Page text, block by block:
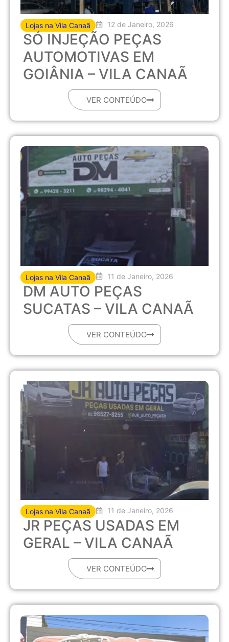
Lojas na Vila Canaã 12 de Janeiro, 2026
SÓ INJEÇÃO PEÇAS
AUTOMOTIVAS EM
GOIÂNIA – VILA CANAÃ
VER CONTEÚDO
Lojas na Vila Canaã 11 de Janeiro, 2026
DM AUTO PEÇAS
SUCATAS – VILA CANAÃ
VER CONTEÚDO
Lojas na Vila Canaã 11 de Janeiro, 2026
JR PEÇAS USADAS EM
GERAL – VILA CANAÃ
VER CONTEÚDO